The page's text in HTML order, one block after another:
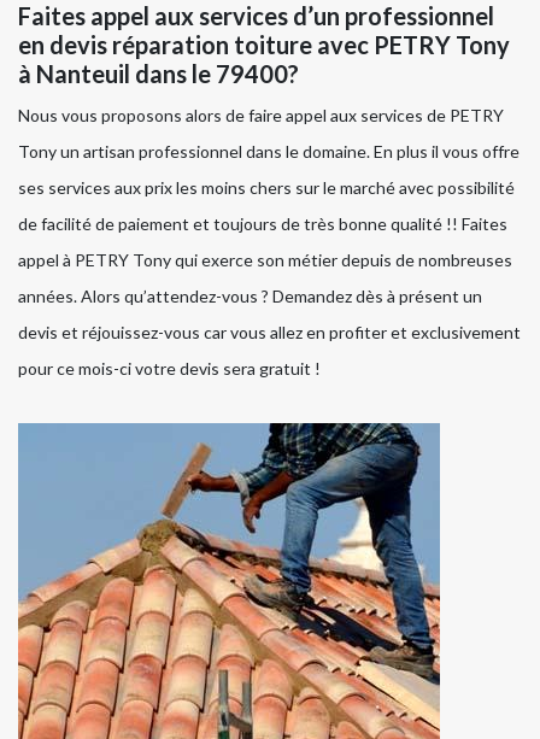
Faites appel aux services d’un professionnel
en devis réparation toiture avec PETRY Tony
à Nanteuil dans le 79400?
Nous vous proposons alors de faire appel aux services de PETRY
Tony un artisan professionnel dans le domaine. En plus il vous offre
ses services aux prix les moins chers sur le marché avec possibilité
de facilité de paiement et toujours de très bonne qualité !! Faites
appel à PETRY Tony qui exerce son métier depuis de nombreuses
années. Alors qu’attendez-vous ? Demandez dès à présent un
devis et réjouissez-vous car vous allez en profiter et exclusivement
pour ce mois-ci votre devis sera gratuit !